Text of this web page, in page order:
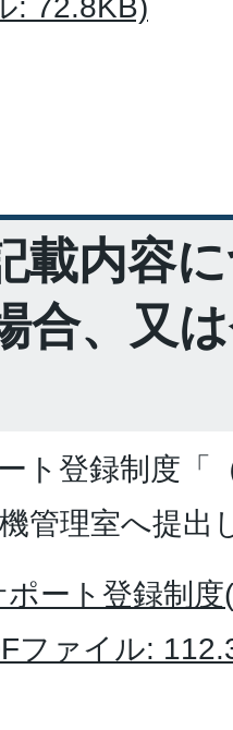
: 72.8KB)
載内容
合、又
ト登録制度「
管理室へ提出
ート登録制
ファイル: